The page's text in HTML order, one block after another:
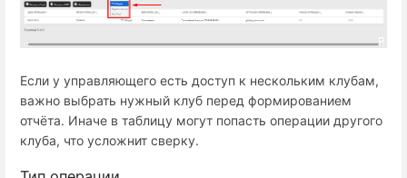
Если у управляющего есть доступ к нескольким клубам,
важно выбрать нужный клуб перед формированием
отчёта. Иначе в таблицу могут попасть операции другого
клуба, что усложнит сверку.